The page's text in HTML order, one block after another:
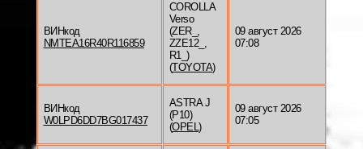
ВИНкод
NMTEA16R40R116859
COROLLA
Verso
(ZER_,
ZZE12_,
R1_)
(TOYOTA)
09 август 2026
07:08
ВИНкод
W0LPD6DD7BG017437
ASTRA J
(P10)
(OPEL)
09 август 2026
07:05